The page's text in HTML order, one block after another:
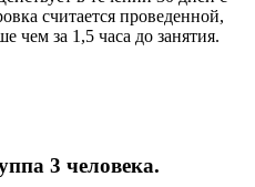
считается проведенной,
чем за 1,5 часа до занятия.
3 человека.